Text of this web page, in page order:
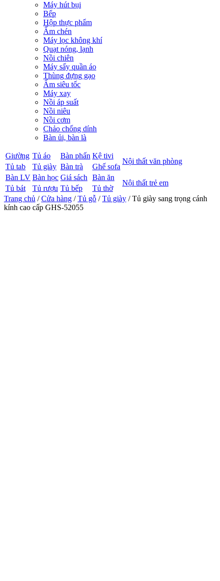
Máy hút bụi
Bếp
Hộp thực phẩm
Ấm chén
Máy lọc không khí
Quạt nóng, lạnh
Nồi chiên
Máy sấy quần áo
Thùng đựng gạo
Ấm siêu tốc
Máy xay
Nồi áp suất
Nồi niêu
Nồi cơm
Chảo chống dính
Bàn ủi, bàn là
Giường Tủ áo Bàn phấn Kệ tivi
Nội thất văn phòng
Tủ tab Tủ giày Bàn trà
Ghế sofa
Bàn LV Bàn học Giá sách Bàn ăn
Nội thất trẻ em
Tủ bát Tủ rượu Tủ bếp
Tủ thờ
Trang chủ /Cửa hàng /Tủ gỗ /Tủ giày / Tủ giày sang trọng cánh
kính cao cấp GHS-52055